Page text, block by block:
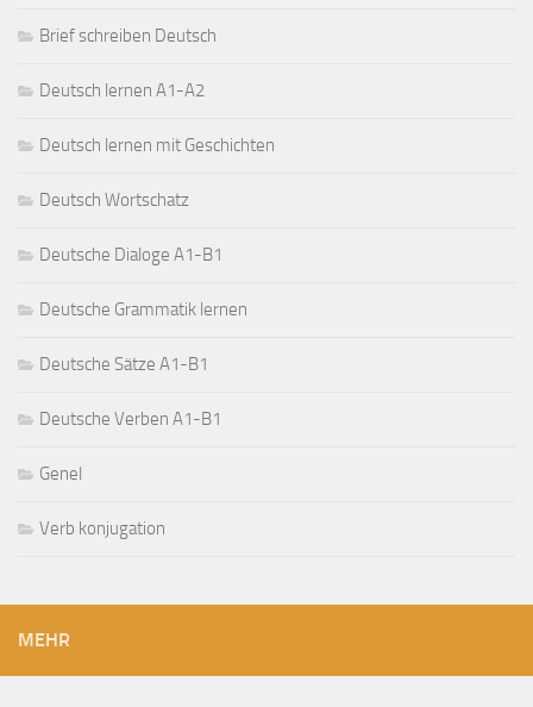
Brief schreiben Deutsch
Deutsch lernen A1-A2
Deutsch lernen mit Geschichten
Deutsch Wortschatz
Deutsche Dialoge A1-B1
Deutsche Grammatik lernen
Deutsche Sätze A1-B1
Deutsche Verben A1-B1
Genel
Verb konjugation
MEHR